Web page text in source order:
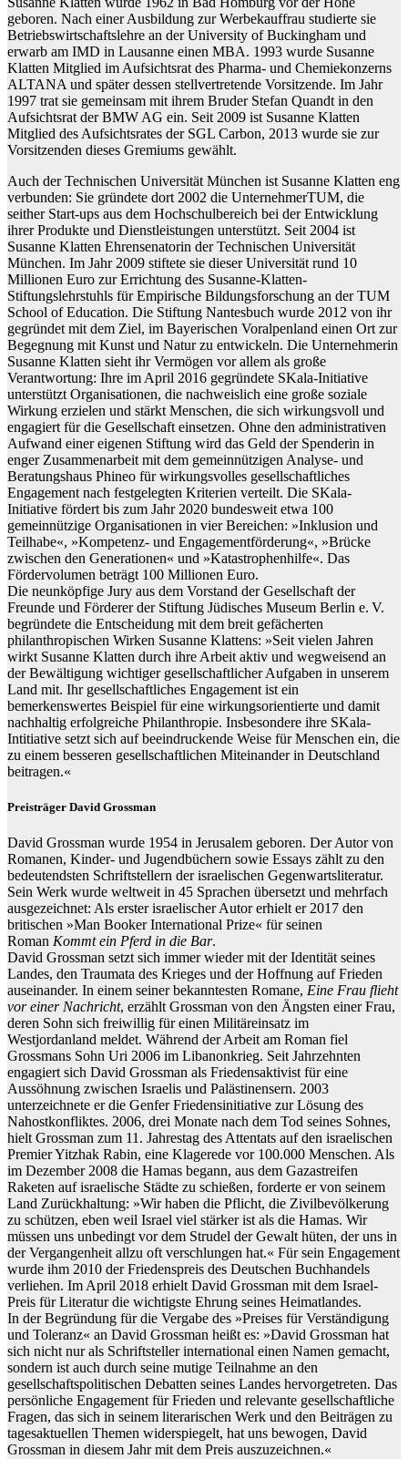
geboren. Nach einer Ausbildung zur Werbekauffrau studierte sie
Betriebswirtschaftslehre an der University of Buckingham und
erwarb am IMD in Lausanne einen MBA. 1993 wurde Susanne
Klatten Mitglied im Aufsichtsrat des Pharma- und Chemiekonzerns
ALTANA und später dessen stellvertretende Vorsitzende. Im Jahr
1997 trat sie gemeinsam mit ihrem Bruder Stefan Quandt in den
Aufsichtsrat der BMW AG ein. Seit 2009 ist Susanne Klatten
Mitglied des Aufsichtsrates der SGL Carbon, 2013 wurde sie zur
Vorsitzenden dieses Gremiums gewählt.
Auch der Technischen Universität München ist Susanne Klatten eng
verbunden: Sie gründete dort 2002 die UnternehmerTUM, die
seither Start-ups aus dem Hochschulbereich bei der Entwicklung
ihrer Produkte und Dienstleistungen unterstützt. Seit 2004 ist
Susanne Klatten Ehrensenatorin der Technischen Universität
München. Im Jahr 2009 stiftete sie dieser Universität rund 10
Millionen Euro zur Errichtung des Susanne-Klatten-
Stiftungslehrstuhls für Empirische Bildungsforschung an der TUM
School of Education. Die Stiftung Nantesbuch wurde 2012 von ihr
gegründet mit dem Ziel, im Bayerischen Voralpenland einen Ort zur
Begegnung mit Kunst und Natur zu entwickeln. Die Unternehmerin
Susanne Klatten sieht ihr Vermögen vor allem als große
Verantwortung: Ihre im April 2016 gegründete SKala-Initiative
unterstützt Organisationen, die nachweislich eine große soziale
Wirkung erzielen und stärkt Menschen, die sich wirkungsvoll und
engagiert für die Gesellschaft einsetzen. Ohne den administrativen
Aufwand einer eigenen Stiftung wird das Geld der Spenderin in
enger Zusammenarbeit mit dem gemeinnützigen Analyse- und
Beratungshaus Phineo für wirkungsvolles gesellschaftliches
Engagement nach festgelegten Kriterien verteilt. Die SKala-
Initiative fördert bis zum Jahr 2020 bundesweit etwa 100
gemeinnützige Organisationen in vier Bereichen: »Inklusion und
Teilhabe«, »Kompetenz- und Engagementförderung«, »Brücke
zwischen den Generationen« und »Katastrophenhilfe«. Das
Fördervolumen beträgt 100 Millionen Euro.
Die neunköpfige Jury aus dem Vorstand der Gesellschaft der
Freunde und Förderer der Stiftung Jüdisches Museum Berlin e. V.
begründete die Entscheidung mit dem breit gefächerten
philanthropischen Wirken Susanne Klattens: »Seit vielen Jahren
wirkt Susanne Klatten durch ihre Arbeit aktiv und wegweisend an
der Bewältigung wichtiger gesellschaftlicher Aufgaben in unserem
Land mit. Ihr gesellschaftliches Engagement ist ein
bemerkenswertes Beispiel für eine wirkungsorientierte und damit
nachhaltig erfolgreiche Philanthropie. Insbesondere ihre SKala-
Intitiative setzt sich auf beeindruckende Weise für Menschen ein, die
zu einem besseren gesellschaftlichen Miteinander in Deutschland
beitragen.«
Preisträger David Grossman
David Grossman wurde 1954 in Jerusalem geboren. Der Autor von
Romanen, Kinder- und Jugendbüchern sowie Essays zählt zu den
bedeutendsten Schriftstellern der israelischen Gegenwartsliteratur.
Sein Werk wurde weltweit in 45 Sprachen übersetzt und mehrfach
ausgezeichnet: Als erster israelischer Autor erhielt er 2017 den
britischen »Man Booker International Prize« für seinen
Roman Kommt ein Pferd in die Bar.
David Grossman setzt sich immer wieder mit der Identität seines
Landes, den Traumata des Krieges und der Hoffnung auf Frieden
auseinander. In einem seiner bekanntesten Romane, Eine Frau flieht
vor einer Nachricht, erzählt Grossman von den Ängsten einer Frau,
deren Sohn sich freiwillig für einen Militäreinsatz im
Westjordanland meldet. Während der Arbeit am Roman fiel
Grossmans Sohn Uri 2006 im Libanonkrieg. Seit Jahrzehnten
engagiert sich David Grossman als Friedensaktivist für eine
Aussöhnung zwischen Israelis und Palästinensern. 2003
unterzeichnete er die Genfer Friedensinitiative zur Lösung des
Nahostkonfliktes. 2006, drei Monate nach dem Tod seines Sohnes,
hielt Grossman zum 11. Jahrestag des Attentats auf den israelischen
Premier Yitzhak Rabin, eine Klagerede vor 100.000 Menschen. Als
im Dezember 2008 die Hamas begann, aus dem Gazastreifen
Raketen auf israelische Städte zu schießen, forderte er von seinem
Land Zurückhaltung: »Wir haben die Pflicht, die Zivilbevölkerung
zu schützen, eben weil Israel viel stärker ist als die Hamas. Wir
müssen uns unbedingt vor dem Strudel der Gewalt hüten, der uns in
der Vergangenheit allzu oft verschlungen hat.« Für sein Engagement
wurde ihm 2010 der Friedenspreis des Deutschen Buchhandels
verliehen. Im April 2018 erhielt David Grossman mit dem Israel-
Preis für Literatur die wichtigste Ehrung seines Heimatlandes.
In der Begründung für die Vergabe des »Preises für Verständigung
und Toleranz« an David Grossman heißt es: »David Grossman hat
sich nicht nur als Schriftsteller international einen Namen gemacht,
sondern ist auch durch seine mutige Teilnahme an den
gesellschaftspolitischen Debatten seines Landes hervorgetreten. Das
persönliche Engagement für Frieden und relevante gesellschaftliche
Fragen, das sich in seinem literarischen Werk und den Beiträgen zu
tagesaktuellen Themen widerspiegelt, hat uns bewogen, David
Grossman in diesem Jahr mit dem Preis auszuzeichnen.«